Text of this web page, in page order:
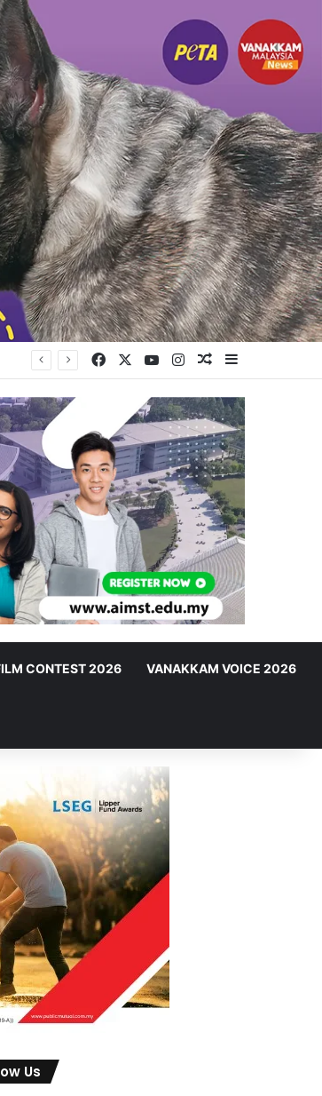
Facebook YouTubeInstagramRandom Article
CONTEST 2026 VANAKKAM VOICE 2026
Us